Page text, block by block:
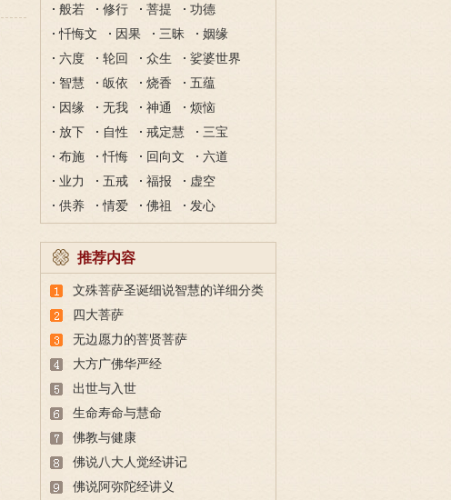
般若
修行 菩提
功德
忏悔文
因果 三昧
姻缘
六度
轮回 众生
娑婆世界
智慧
皈依 烧香
五蕴
因缘
无我 神通
烦恼
放下
自性 戒定慧
三宝
布施
忏悔 回向文
六道
业力
五戒 福报
虚空
供养
情爱 佛祖 发心
推荐内容
文殊菩萨圣诞细说智慧的详细分类
四大菩萨
无边愿力的菩贤菩萨
大方广佛华严经
出世与入世
生命寿命与慧命
佛教与健康
佛说八大人觉经讲记
佛说阿弥陀经讲义